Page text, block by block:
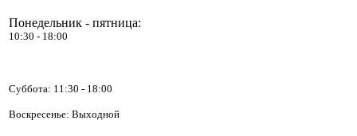
Понедельник - пятница:
10:30 - 18:00
Суббота: 11:30 - 18:00
Воскресенье: Выходной